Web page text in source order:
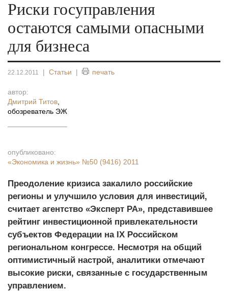
Риски госуправления
остаются самыми опасными
для бизнеса
22.12.2011 | Статьи | печать
автор:
Дмитрий Титов
обозреватель ЭЖ
опубликовано:
«Экономика и жизнь» №50 (9416) 2011
Преодоление кризиса закалило российские
регионы и улучшило условия для инвестиций,
считает агентство «Эксперт РА», представившее
рейтинг инвестиционной привлекательности
субъектов Федерации на IX Российском
региональном конгрессе. Несмотря на общий
оптимистичный настрой, аналитики отмечают
высокие риски, связанные с государственным
управлением.